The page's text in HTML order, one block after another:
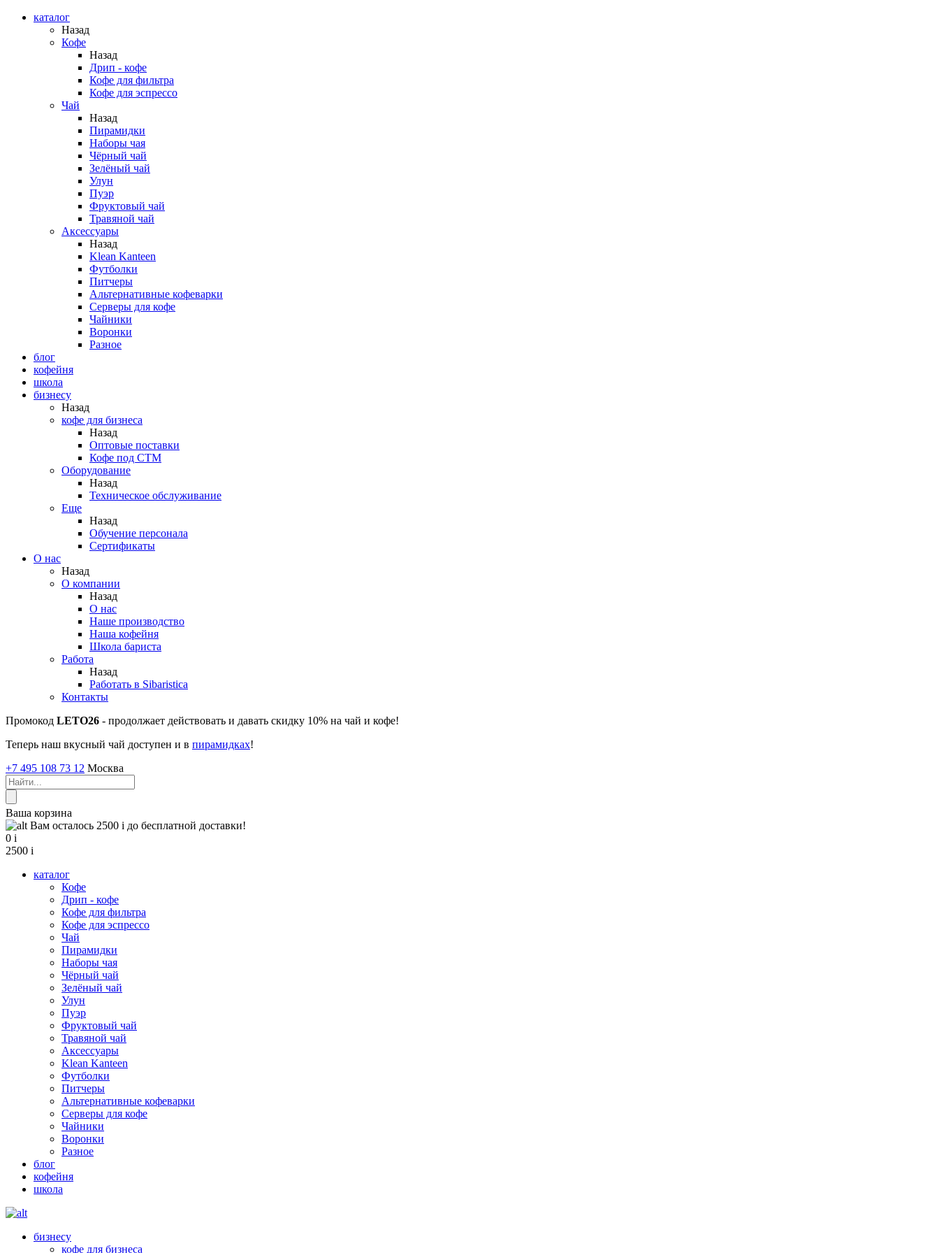
каталог
Назад
Кофе
Назад
Дрип - кофе
Кофе для фильтра
Кофе для эспрессо
Чай
Назад
Пирамидки
Наборы чая
Чёрный чай
Зелёный чай
Улун
Пуэр
Фруктовый чай
Травяной чай
Аксессуары
Назад
Klean Kanteen
Футболки
Питчеры
Альтернативные кофеварки
Серверы для кофе
Чайники
Воронки
Разное
блог
кофейня
школа
бизнесу
Назад
кофе для бизнеса
Назад
Оптовые поставки
Кофе под СТМ
Оборудование
Назад
Техническое обслуживание
Еще
Назад
Обучение персонала
Сертификаты
О нас
Назад
O компании
Назад
О нас
Наше производство
Наша кофейня
Школа бариста
Работа
Назад
Работать в Sibaristica
Контакты
Промокод LETO26 - продолжает действовать и давать скидку 10% на чай и кофе!
Теперь наш вкусный чай доступен и в пирамидках!
+7 495 108 73 12 Москва
Ваша корзина
Вам осталось 2500 i до бесплатной доставки!
0 i
2500 i
каталог
Кофе
Дрип - кофе
Кофе для фильтра
Кофе для эспрессо
Чай
Пирамидки
Наборы чая
Чёрный чай
Зелёный чай
Улун
Пуэр
Фруктовый чай
Травяной чай
Аксессуары
Klean Kanteen
Футболки
Питчеры
Альтернативные кофеварки
Серверы для кофе
Чайники
Воронки
Разное
блог
кофейня
школа
бизнесу
кофе для бизнеса